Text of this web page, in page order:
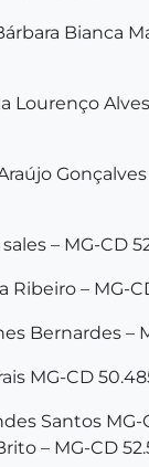
Bianca
Lourenço
Gonçalves
– MG-CD
Ribeiro – MG-
Bernardes –
MG-CD
Santos MG-
– MG-CD